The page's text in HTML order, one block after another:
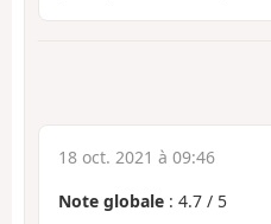
18 oct. 2021 à 09:46
Note globale : 4.7 / 5